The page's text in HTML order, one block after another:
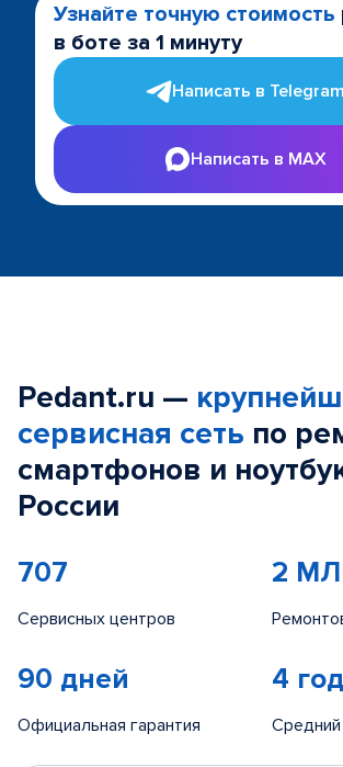
Узнайте точную стоимость
в боте за 1 минуту
Написать в Telegram
Написать в MAX
Pedant.ru —
сервисная сеть по
смартфонов и
России
707
Сервисных центров
2
90 дней
Официальная гарантия
4